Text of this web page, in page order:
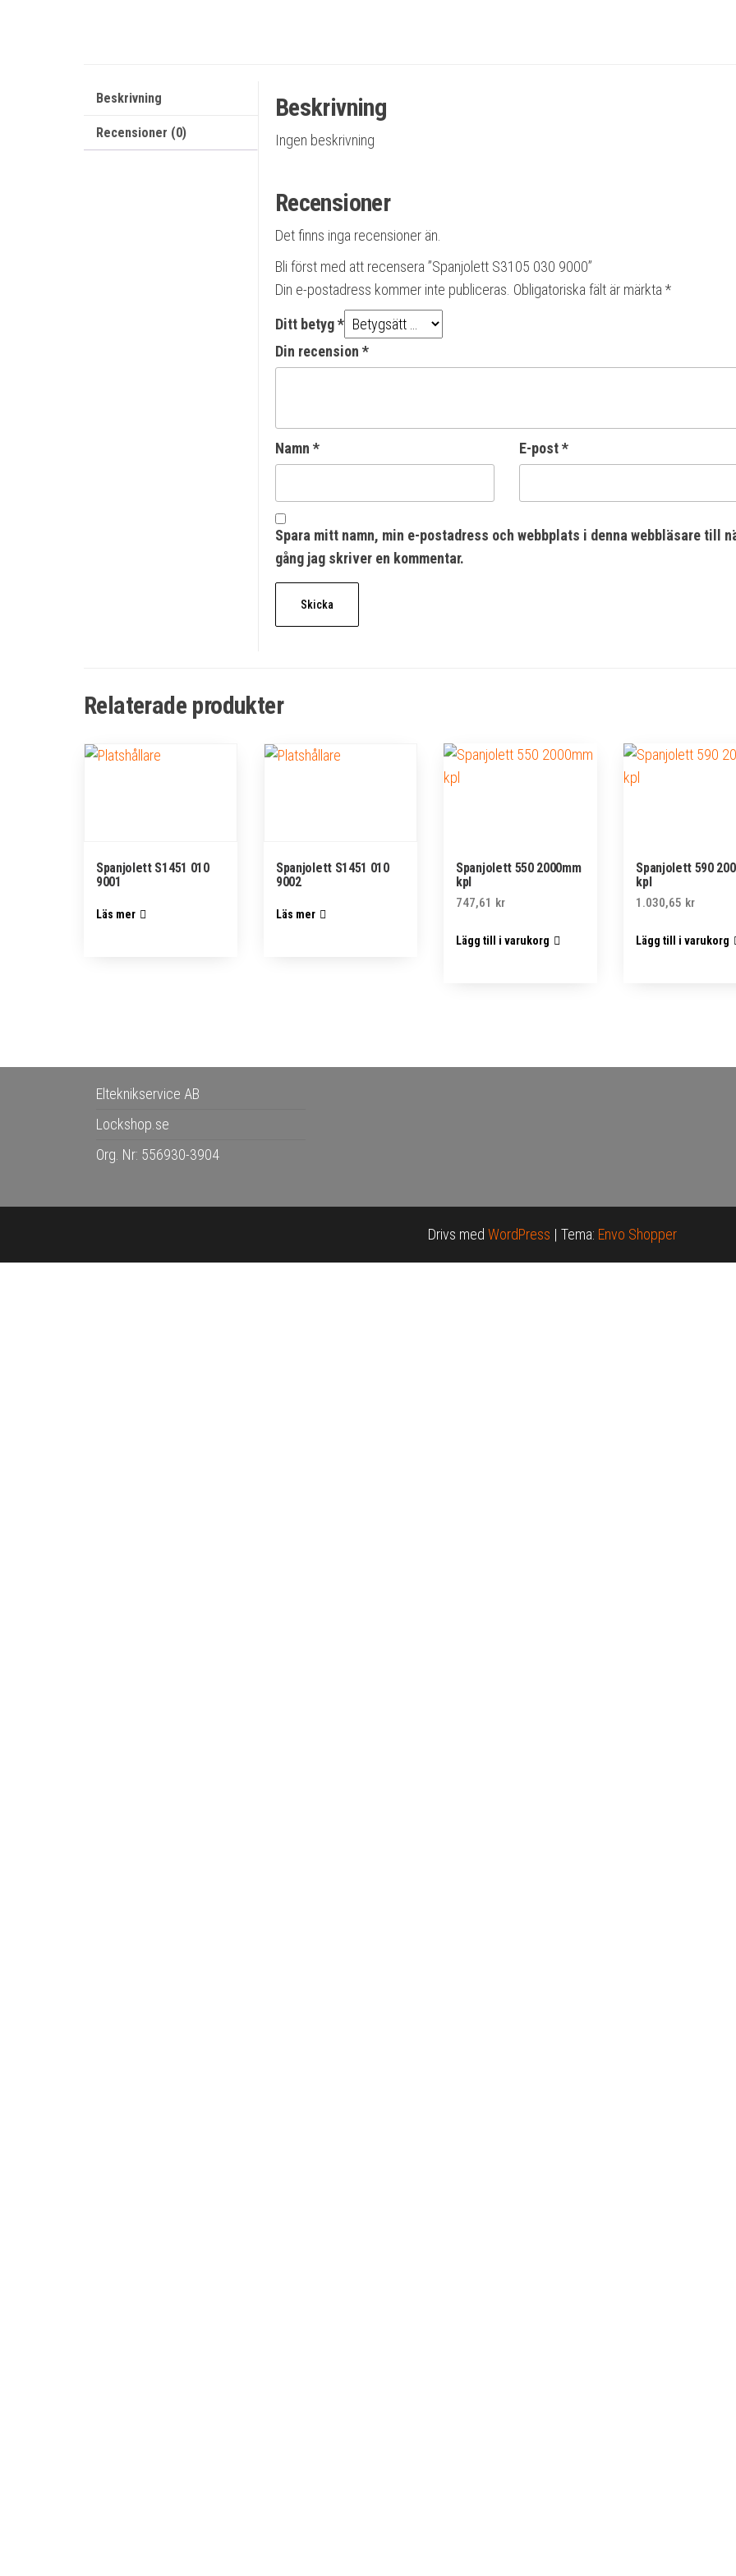
Beskrivning
Recensioner (0)
Beskrivning
Ingen beskrivning
Recensioner
Det finns inga recensioner än.
Bli först med att recensera ”Spanjolett S3105 030 9000”
Din e-postadress kommer inte publiceras. Obligatoriska fält är märkta *
Ditt betyg*
Din recension *
Namn * E-post*
Spara mitt namn, min e-postadress och webbplats i denna webbläsare till
gång jag skriver en kommentar.
Relaterade produkter
Spanjolett S1451 010
9001
Läs mer
Spanjolett S1451 010
9002
Läs mer
Spanjolett 550 2000mm
kpl
747,61 kr
Lägg till i varukorg
Spanjolett 590
kpl
1.030,65 kr
Lägg till i varukorg
Elteknikservice AB
Lockshop.se
Org. Nr: 556930-3904
Drivs med WordPress | Tema: Envo Shopper